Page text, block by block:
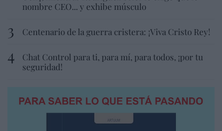
nombre CEO... y exhibe músculo
Centenario de la guerra cristera: ¡Viva Cristo Rey!
Chat Control para ti, para mí, para todos, ¡por tu
seguridad!